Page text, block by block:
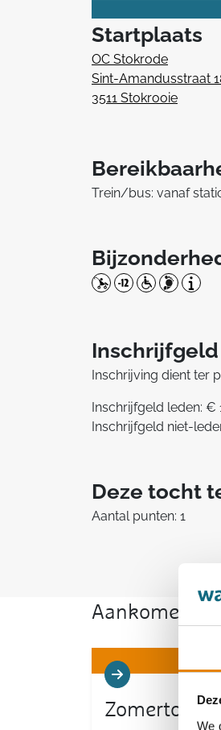
We
Startplaats
OC Stokrode
Sint-Amandusstraat
3511 Stokrooie
Trein/bus: vanaf
Inschrijfgeld
Inschrijving dient ter
Inschrijfgeld leden: €
Inschrijfgeld niet-
Deze tocht
Aantal punten: 1
Aankomende
Zomertocht